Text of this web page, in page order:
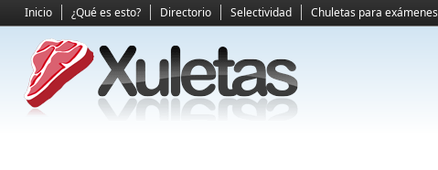
Inicio ¿Qué es esto? Directorio Selectividad Chuletas para exámenes